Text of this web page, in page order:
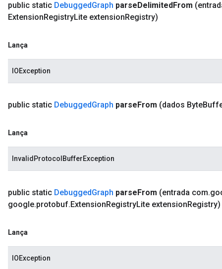
public static DebuggedGraph parseDelimitedFrom
ExtensionRegistryLite extensionRegistry)
Lança
IOException
public static DebuggedGraph parseFrom (dados Byte
Lança
InvalidProtocolBufferException
public static DebuggedGraph parseFrom (entrada com.
google.protobuf.ExtensionRegistryLite extensionRegistry)
Lança
IOException